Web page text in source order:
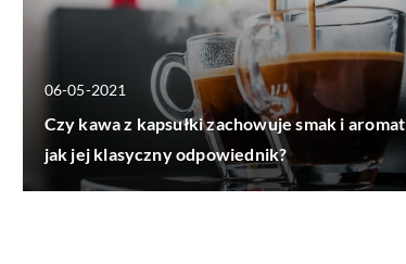
06-05-2021
Czy kawa z kapsułki zachowuje smak i aromat
jak jej klasyczny odpowiednik?